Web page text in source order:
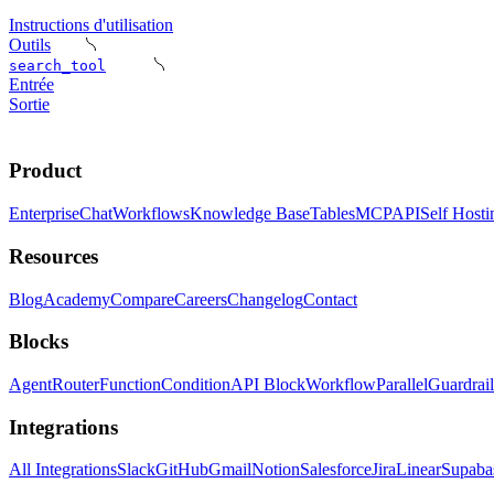
Instructions d'utilisation
Outils
search_tool
Entrée
Sortie
Product
EnterpriseChatWorkflowsKnowledge BaseTablesMCPAPISelf
Resources
BlogAcademyCompareCareersChangelogContact
Blocks
AgentRouterFunctionConditionAPI BlockWorkflowParallel
Integrations
All IntegrationsSlackGitHubGmailNotionSalesforceJiraLinear